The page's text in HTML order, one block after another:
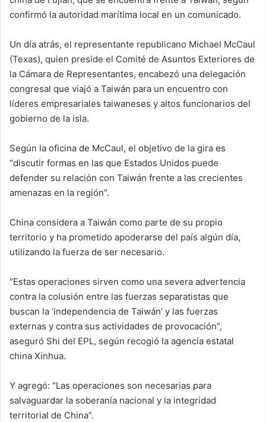
confirmó la autoridad marítima local en un comunicado.
Un día atrás, el representante republicano Michael McCaul
(Texas), quien preside el Comité de Asuntos Exteriores de
la Cámara de Representantes, encabezó una delegación
congresal que viajó a Taiwán para un encuentro con
líderes empresariales taiwaneses y altos funcionarios del
gobierno de la isla.
Según la oficina de McCaul, el objetivo de la gira es
“discutir formas en las que Estados Unidos puede
defender su relación con Taiwán frente a las crecientes
amenazas en la región”.
China considera a Taiwán como parte de su propio
territorio y ha prometido apoderarse del país algún día,
utilizando la fuerza de ser necesario.
“Estas operaciones sirven como una severa advertencia
contra la colusión entre las fuerzas separatistas que
buscan la ‘independencia de Taiwán’ y las fuerzas
externas y contra sus actividades de provocación”,
aseguró Shi del EPL, según recogió la agencia estatal
china Xinhua.
Y agregó: “Las operaciones son necesarias para
salvaguardar la soberanía nacional y la integridad
territorial de China”.